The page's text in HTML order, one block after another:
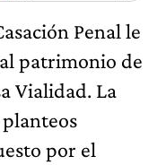
Penal le
patrimonio de
Vialidad. La
por el